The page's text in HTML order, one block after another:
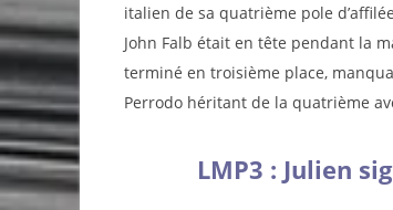
italien de sa quatrième pole
John Falb était en tête pendant la
terminé en troisième place,
Perrodo héritant de la quatrième
LMP3 : Julien